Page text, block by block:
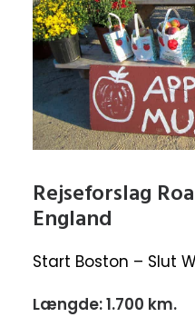
Rejseforslag
England
Start Boston – Slut
Længde: 1.700 km.